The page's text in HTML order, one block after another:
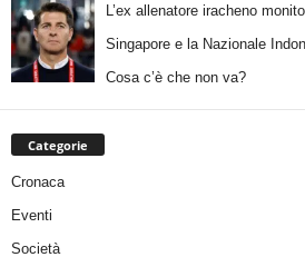
L’ex allenatore iracheno
Singapore e la Nazionale
Cosa c’è che non va?
Categorie
Cronaca
Eventi
Società